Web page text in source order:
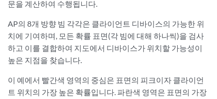
문을 계산하여 수행됩니다.
AP의 8개 방향 빔 각각은 클라이언트 디바이스의 가능한 위
치에 기여하며, 모든 확률 표면(각 빔에 대해 하나씩)을 검사
하고 이를 결합하여 지도에서 디바이스가 위치할 가능성이
높은 지점을 찾습니다.
이 예에서 빨간색 영역의 중심은 표면의 피크이자 클라이언
트 위치의 가장 높은 확률입니다. 파란색 영역은 표면의 가장